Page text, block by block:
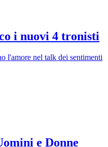
i nuovi 4 tronisti
l'amore nel talk dei sentimenti
e Donne